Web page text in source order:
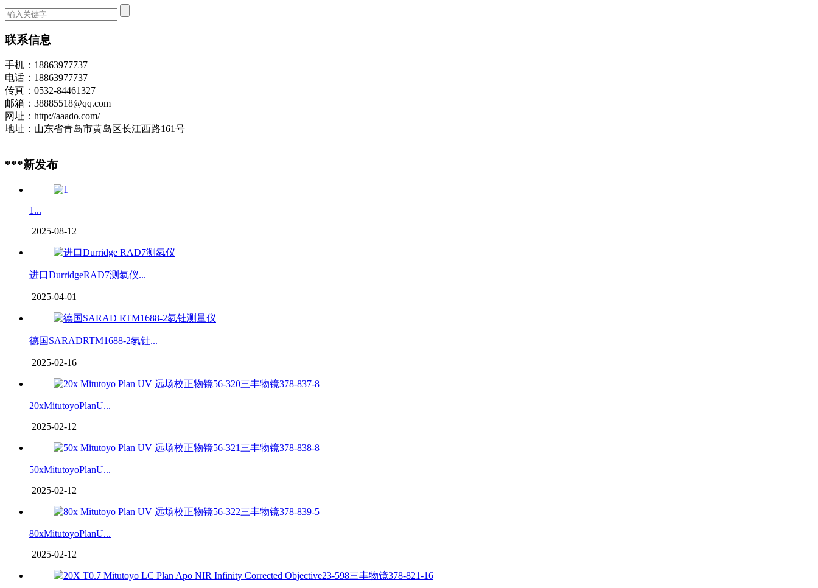
联系信息
手机：18863977737
电话：18863977737
传真：0532-84461327
邮箱：38885518@qq.com
网址：http://aaado.com/
地址：山东省青岛市黄岛区长江西路161号
***新发布
1...
2025-08-12
进口DurridgeRAD7测氡仪...
2025-04-01
德国SARADRTM1688-2氡钍...
2025-02-16
20xMitutoyoPlanU...
2025-02-12
50xMitutoyoPlanU...
2025-02-12
80xMitutoyoPlanU...
2025-02-12